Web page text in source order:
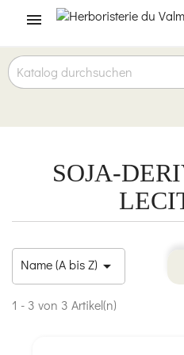

SOJA-
Name (A bis Z) 
1 - 3 von 3 Artikel(n)